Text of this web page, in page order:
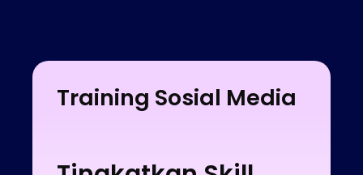
Training Sosial Media